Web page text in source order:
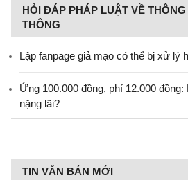
HỎI ĐÁP PHÁP LUẬT VỀ THÔNG
THÔNG
Lập fanpage giả mạo có thể bị xử lý
Ứng 100.000 đồng, phí 12.000
nặng lãi?
TIN VĂN BẢN MỚI